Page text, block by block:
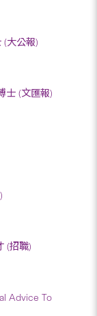
(大公報)
士 (文匯報)
(招職)
Advice To